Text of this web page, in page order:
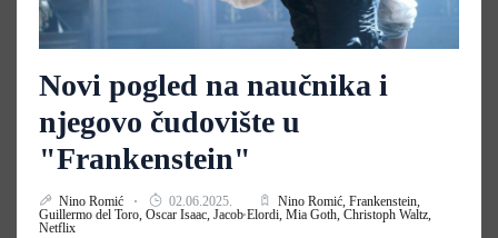
Novi pogled na naučnika i
njegovo čudovište u
"Frankenstein"
Nino Romić 02.06.2025. Nino Romić, Frankenstein,
Guillermo del Toro, Oscar Isaac, Jacob Elordi, Mia Goth, Christoph Waltz,
Netflix